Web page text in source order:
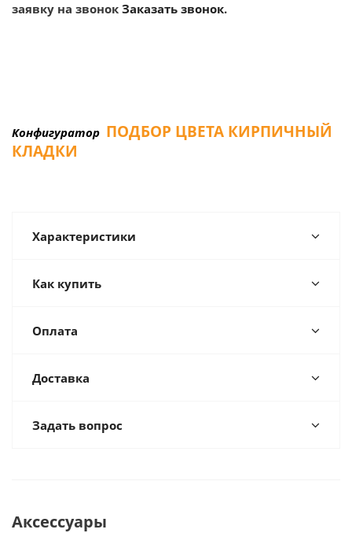
заявку на звонок Заказать звонок.
Конфигуратор ПОДБОР ЦВЕТА КИРПИЧНЫЙ
КЛАДКИ
Характеристики
Как купить
Оплата
Доставка
Задать вопрос
Аксессуары